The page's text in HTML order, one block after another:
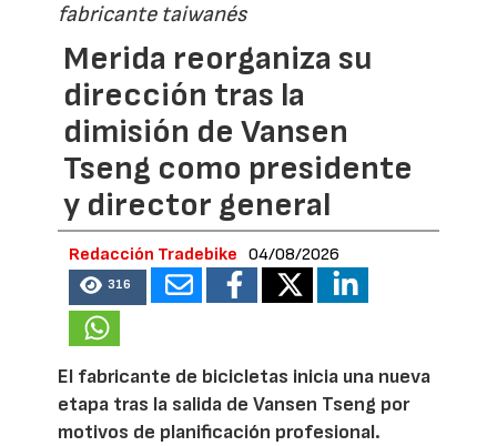
fabricante taiwanés
Merida reorganiza su
dirección tras la
dimisión de Vansen
Tseng como presidente
y director general
Redacción Tradebike 04/08/2026
316
El fabricante de bicicletas inicia una nueva
etapa tras la salida de Vansen Tseng por
motivos de planificación profesional.